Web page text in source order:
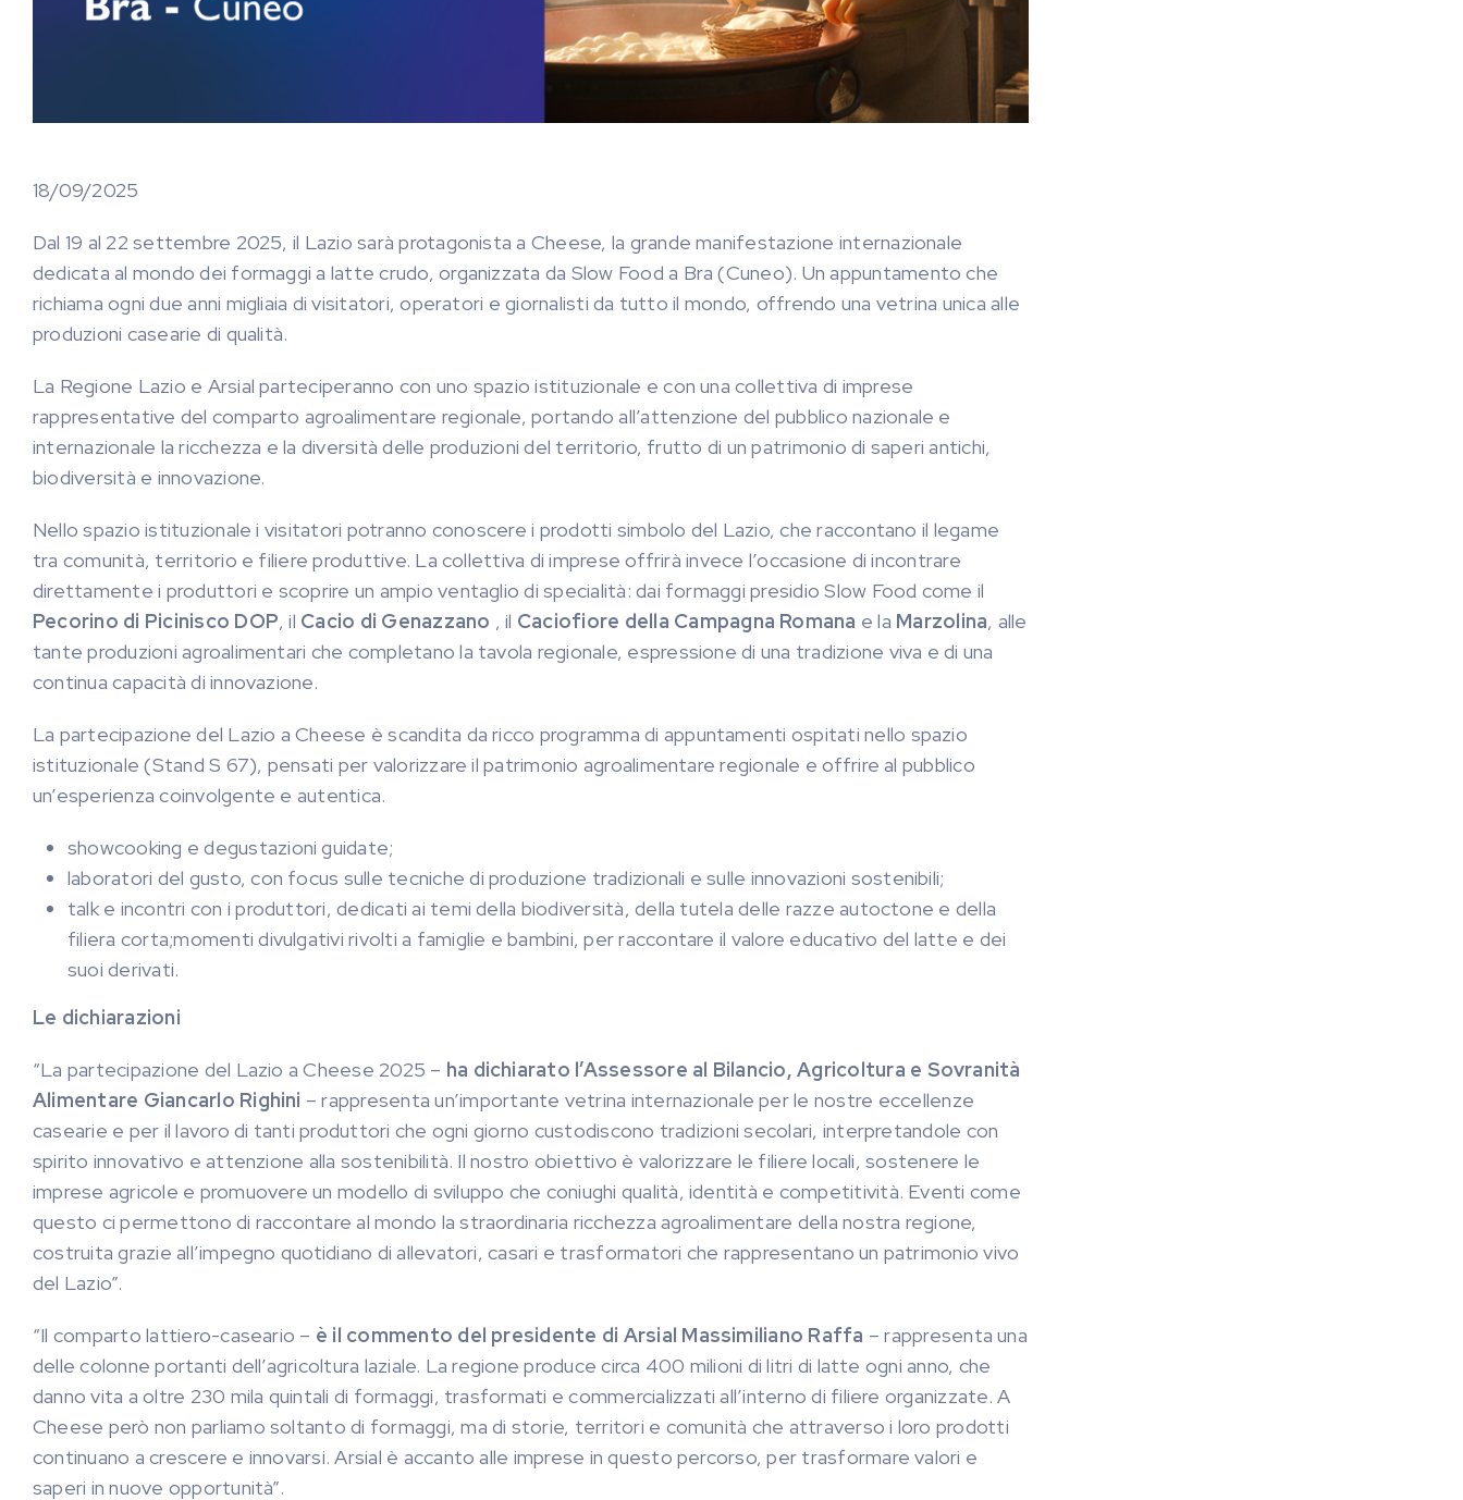
18/09/2025
Dal 19 al 22 settembre 2025, il Lazio sarà protagonista a Cheese, la grande manifestazione internazionale
dedicata al mondo dei formaggi a latte crudo, organizzata da Slow Food a Bra (Cuneo). Un appuntamento che
richiama ogni due anni migliaia di visitatori, operatori e giornalisti da tutto il mondo, offrendo una vetrina unica alle
produzioni casearie di qualità.
La Regione Lazio e Arsial parteciperanno con uno spazio istituzionale e con una collettiva di imprese
rappresentative del comparto agroalimentare regionale, portando all’attenzione del pubblico nazionale e
internazionale la ricchezza e la diversità delle produzioni del territorio, frutto di un patrimonio di saperi antichi,
biodiversità e innovazione.
Nello spazio istituzionale i visitatori potranno conoscere i prodotti simbolo del Lazio, che raccontano il legame
tra comunità, territorio e filiere produttive. La collettiva di imprese offrirà invece l’occasione di incontrare
direttamente i produttori e scoprire un ampio ventaglio di specialità: dai formaggi presidio Slow Food come il
Pecorino di Picinisco DOP, il Cacio di Genazzano , il Caciofiore della Campagna Romana e la Marzolina, alle
tante produzioni agroalimentari che completano la tavola regionale, espressione di una tradizione viva e di una
continua capacità di innovazione.
La partecipazione del Lazio a Cheese è scandita da ricco programma di appuntamenti ospitati nello spazio
istituzionale (Stand S 67), pensati per valorizzare il patrimonio agroalimentare regionale e offrire al pubblico
un’esperienza coinvolgente e autentica.
showcooking e degustazioni guidate;
laboratori del gusto, con focus sulle tecniche di produzione tradizionali e sulle innovazioni sostenibili;
talk e incontri con i produttori, dedicati ai temi della biodiversità, della tutela delle razze autoctone e della
filiera corta;momenti divulgativi rivolti a famiglie e bambini, per raccontare il valore educativo del latte e dei
suoi derivati.
Le dichiarazioni
“La partecipazione del Lazio a Cheese 2025 – ha dichiarato l’Assessore al Bilancio, Agricoltura e Sovranità
Alimentare Giancarlo Righini –rappresenta un’importante vetrina internazionale per le nostre eccellenze
casearie e per il lavoro di tanti produttori che ogni giorno custodiscono tradizioni secolari, interpretandole con
spirito innovativo e attenzione alla sostenibilità. Il nostro obiettivo è valorizzare le filiere locali, sostenere le
imprese agricole e promuovere un modello di sviluppo che coniughi qualità, identità e competitività. Eventi come
questo ci permettono di raccontare al mondo la straordinaria ricchezza agroalimentare della nostra regione,
costruita grazie all’impegno quotidiano di allevatori, casari e trasformatori che rappresentano un patrimonio vivo
del Lazio”.
“Il comparto lattiero-caseario – è il commento del presidente di Arsial Massimiliano Raffa –rappresenta una
delle colonne portanti dell’agricoltura laziale. La regione produce circa 400 milioni di litri di latte ogni anno, che
danno vita a oltre 230 mila quintali di formaggi, trasformati e commercializzati all’interno di filiere organizzate. A
Cheese però non parliamo soltanto di formaggi, ma di storie, territori e comunità che attraverso i loro prodotti
continuano a crescere e innovarsi. Arsial è accanto alle imprese in questo percorso, per trasformare valori e
saperi in nuove opportunità”.